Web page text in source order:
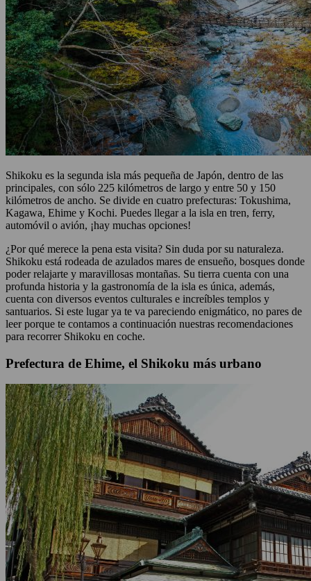
Shikoku es la segunda isla más pequeña de Japón, dentro de las
principales, con sólo 225 kilómetros de largo y entre 50 y 150
kilómetros de ancho. Se divide en cuatro prefecturas: Tokushima,
Kagawa, Ehime y Kochi. Puedes llegar a la isla en tren, ferry,
automóvil o avión, ¡hay muchas opciones!
¿Por qué merece la pena esta visita? Sin duda por su naturaleza.
Shikoku está rodeada de azulados mares de ensueño, bosques donde
poder relajarte y maravillosas montañas. Su tierra cuenta con una
profunda historia y la gastronomía de la isla es única, además,
cuenta con diversos eventos culturales e increíbles templos y
santuarios. Si este lugar ya te va pareciendo enigmático, no pares de
leer porque te contamos a continuación nuestras recomendaciones
para recorrer Shikoku en coche.
Prefectura de Ehime, el Shikoku más urbano